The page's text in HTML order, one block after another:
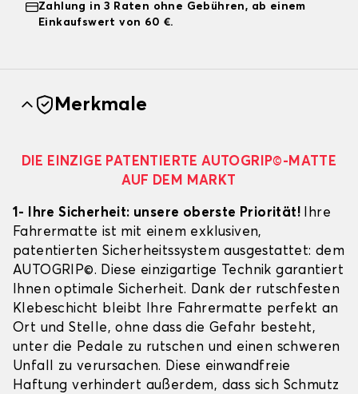
Zahlung in 3 Raten ohne Gebühren, ab einem
Einkaufswert von 60 €.
Merkmale
DIE EINZIGE PATENTIERTE AUTOGRIP©-MATTE
AUF DEM MARKT
1- Ihre Sicherheit: unsere oberste Priorität! Ihre
Fahrermatte ist mit einem exklusiven,
patentierten Sicherheitssystem ausgestattet: dem
AUTOGRIP©. Diese einzigartige Technik garantiert
Ihnen optimale Sicherheit. Dank der rutschfesten
Klebeschicht bleibt Ihre Fahrermatte perfekt an
Ort und Stelle, ohne dass die Gefahr besteht,
unter die Pedale zu rutschen und einen schweren
Unfall zu verursachen. Diese einwandfreie
Haftung verhindert außerdem, dass sich Schmutz